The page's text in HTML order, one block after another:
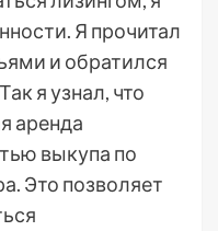
Я прочитал
и обратился
я узнал, что
аренда
выкупа по
Это позволяет